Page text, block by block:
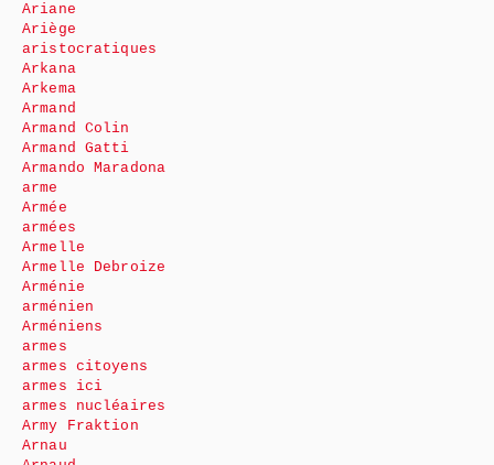
Ariane
Ariège
aristocratiques
Arkana
Arkema
Armand
Armand Colin
Armand Gatti
Armando Maradona
arme
Armée
armées
Armelle
Armelle Debroize
Arménie
arménien
Arméniens
armes
armes citoyens
armes ici
armes nucléaires
Army Fraktion
Arnau